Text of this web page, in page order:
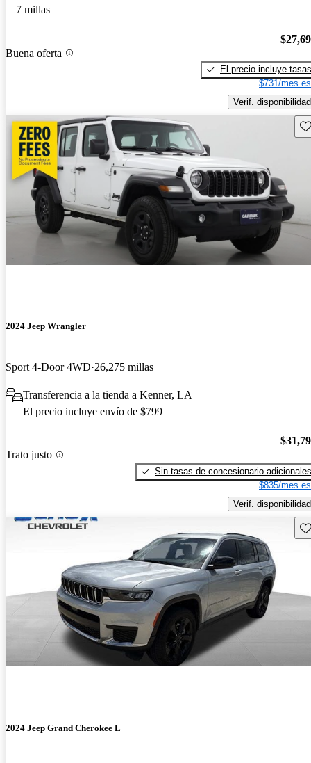
7 millas
Buena oferta
El precio incluye tasas
$731/mes
Verif. disponibilidad
2024 Jeep Wrangler
Sport 4-Door 4WD 26,275 millas
Transferencia a la tienda a Kenner, LA
El precio incluye envío de $799
Trato justo
Sin tasas de concesionario adicionales
$835/mes
Verif. disponibilidad
2024 Jeep Grand Cherokee L